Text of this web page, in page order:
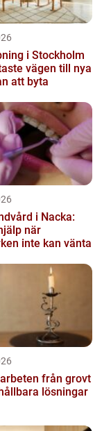
i Stockholm
vägen till nya
att byta
i Nacka:
när
inte kan vänta
från grovt
lösningar